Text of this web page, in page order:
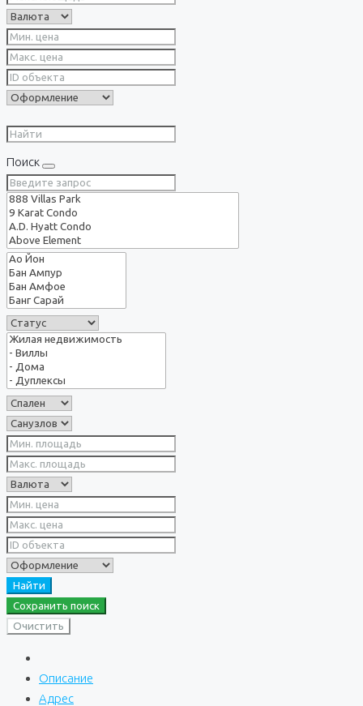
Поиск
Найти
Сохранить поиск
Очистить
Описание
Адрес